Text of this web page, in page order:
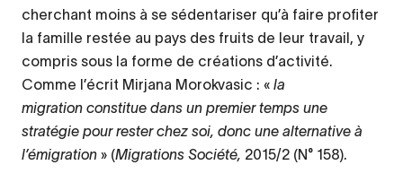
cherchant moins à se sédentariser qu’à faire profiter
la famille restée au pays des fruits de leur travail, y
compris sous la forme de créations d’activité.
Comme l’écrit Mirjana Morokvasic : « la
migration constitue dans un premier temps une
stratégie pour rester chez soi, donc une alternative à
l’émigration » (Migrations Société, 2015/2 (N° 158).